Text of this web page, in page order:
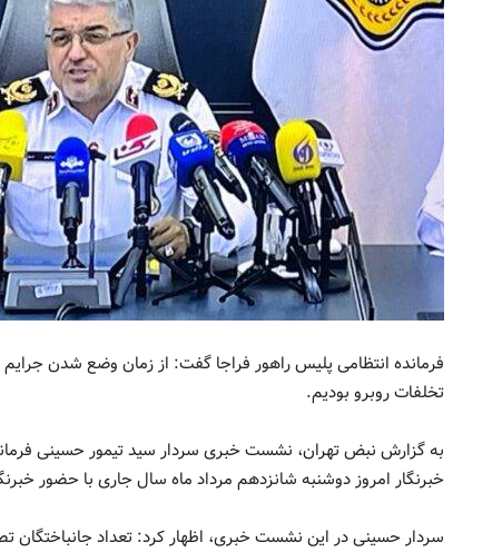
تخلفات روبرو بودیم.
به گزارش نبض تهران، نشست خبری سردار سید تیمور حسینی
خبرنگار امروز دوشنبه شانزدهم مرداد ماه سال جاری با حضور